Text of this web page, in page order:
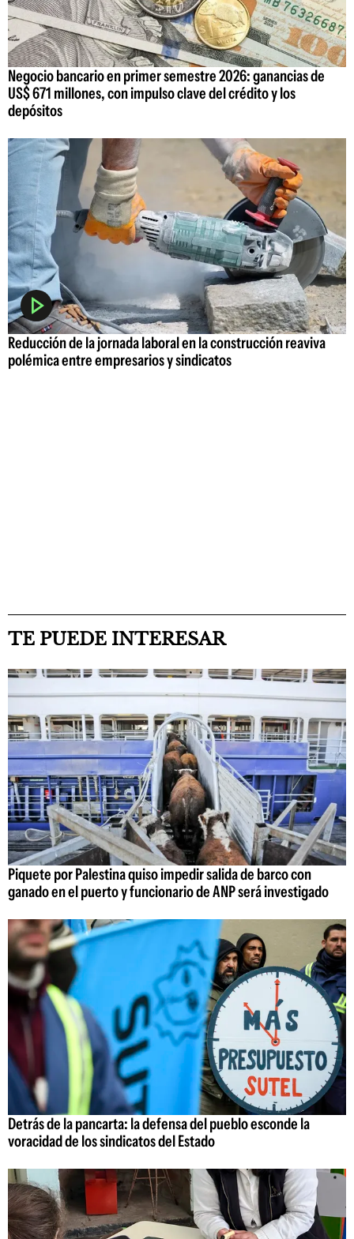
Negocio bancario en primer semestre 2026: ganancias de
US$ 671 millones, con impulso clave del crédito y los
depósitos
Reducción de la jornada laboral en la construcción reaviva
polémica entre empresarios y sindicatos
TE PUEDE INTERESAR
Piquete por Palestina quiso impedir salida de barco con
ganado en el puerto y funcionario de ANP será investigado
Detrás de la pancarta: la defensa del pueblo esconde la
voracidad de los sindicatos del Estado